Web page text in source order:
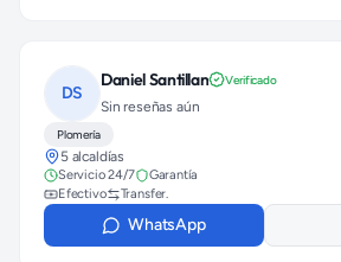
DS
Daniel Santillan Verificado
Sin reseñas aún
Plomería
5 alcaldías
Servicio 24/7
Garantía
Efectivo
Transfer.
WhatsApp